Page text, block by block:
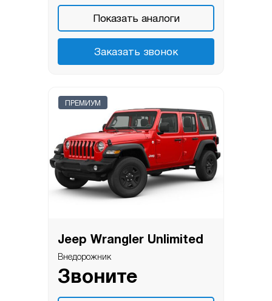
Показать аналоги
Заказать звонок
ПРЕМИУМ
Jeep Wrangler Unlimited
Внедорожник
Звоните